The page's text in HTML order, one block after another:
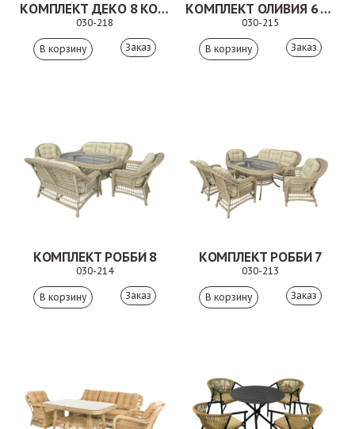
КОМПЛЕКТ ДЕКО 8 КОРИЧНЕВЫЙ
030-218
Заказ
КОМПЛЕКТ ОЛИВИЯ 6 КОРИЧНЕВЫЙ
030-215
Заказ
КОМПЛЕКТ РОББИ 8
030-214
Заказ
КОМПЛЕКТ РОББИ 7
030-213
Заказ